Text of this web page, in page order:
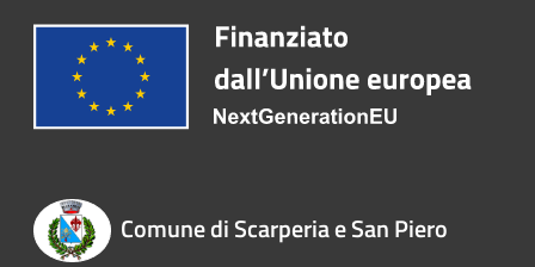
Comune di Scarperia e San Piero